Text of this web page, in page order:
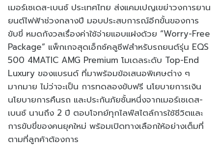
เมอร์เซเดส-เบนซ์ ประเทศไทย ส่งแคมเปญเขย่าวงการยาน
ยนต์ไฟฟ้าช่วงกลางปี มอบประสบการณ์อีกขั้นของการ
ขับขี่ หมดกังวลเรื่องค่าใช้จ่ายแอบแฝงด้วย “Worry-Free
Package” ​แพ็กเกจสุดเอ็กซ์คลูซีฟสำหรับรถยนต์รุ่น EQS
500 4MATIC AMG Premium โมเดลระดับ Top-End
Luxury ของแบรนด์ ที่มาพร้อมข้อเสนอพิเศษต่าง ๆ
มากมาย ไม่ว่าจะเป็น การทดลองขับฟรี นโยบายการเงิน
นโยบายการคืนรถ และประกันภัยชั้นหนึ่งจากเมอร์เซเดส-
เบนซ์ นานถึง 2 ปี ตอบโจทย์​ทุกไลฟ์สไตล์การใช้ชีวิตและ
การขับขี่ของคนยุคใหม่ พร้อมเปิดทางเลือกให้อย่างเต็มที่
ตามที่ลูกค้าต้องการ